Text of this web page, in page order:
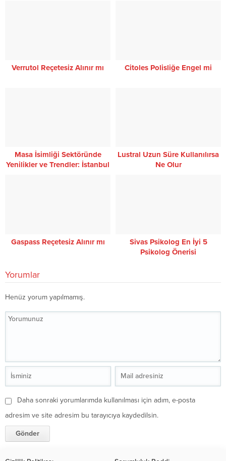
Verrutol Reçetesiz Alınır mı Citoles Polisliğe Engel mi
Masa İsimliği Sektöründe
Yenilikler ve Trendler: İstanbul
Lustral Uzun Süre Kullanılırsa
Ne Olur
Gaspass Reçetesiz Alınır mı
Sivas Psikolog En İyi 5
Psikolog Önerisi
Yorumlar
Henüz yorum yapılmamış.
Daha sonraki yorumlarımda kullanılması için adım, e-posta
adresim ve site adresim bu tarayıcıya kaydedilsin.